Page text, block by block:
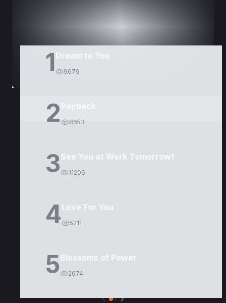
1 Dream to You
9679
2 8653
3See You at Work Tomorrow!
11206
4Love For You
5211
5Blossoms of Power
2674